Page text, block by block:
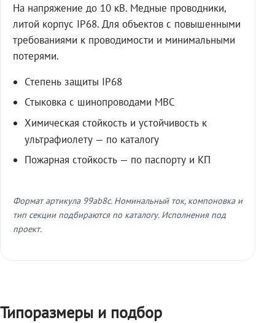
На напряжение до 10 кВ. Медные проводники,
литой корпус IP68. Для объектов с повышенными
требованиями к проводимости и минимальными
потерями.
Степень защиты IP68
Стыковка с шинопроводами МВС
Химическая стойкость и устойчивость к
ультрафиолету — по каталогу
Пожарная стойкость — по паспорту и КП
Формат артикула 99ab8c. Номинальный ток, компоновка и
тип секции подбираются по каталогу. Исполнения под
проект.
Типоразмеры и подбор